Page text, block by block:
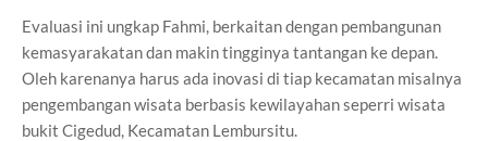
Evaluasi ini ungkap Fahmi, berkaitan dengan pembangunan
kemasyarakatan dan makin tingginya tantangan ke depan.
Oleh karenanya harus ada inovasi di tiap kecamatan misalnya
pengembangan wisata berbasis kewilayahan seperri wisata
bukit Cigedud, Kecamatan Lembursitu.